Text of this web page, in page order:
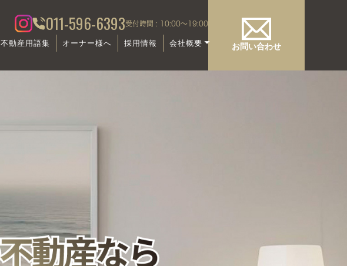
011-596-6393受付時間 : 10:00～19:00
不動産用語集 オーナー様へ 採用情報 会社概要 お問い合わせ